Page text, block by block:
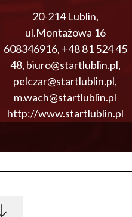
20-214 Lublin,
ul.Montażowa 16
608346916, +48 81 524 45
48, biuro@startlublin.pl,
pelczar@startlublin.pl,
m.wach@startlublin.pl
http://www.startlublin.pl